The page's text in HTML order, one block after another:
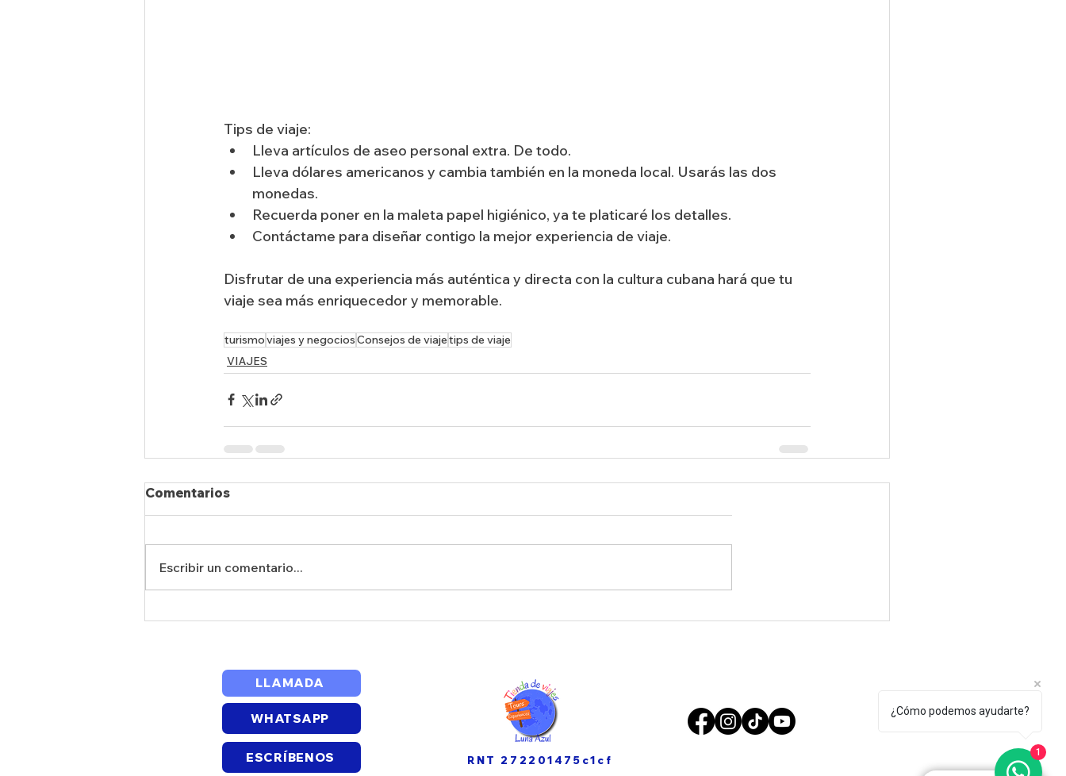
Tips de viaje:
Lleva artículos de aseo personal extra. De todo.
Lleva dólares americanos y cambia también en la moneda local. Usarás las dos
monedas.
Recuerda poner en la maleta papel higiénico, ya te platicaré los detalles.
Contáctame para diseñar contigo la mejor experiencia de viaje.
Disfrutar de una experiencia más auténtica y directa con la cultura cubana hará que tu
viaje sea más enriquecedor y memorable.
turismoviajes y negociosConsejos de viajetips de viaje
VIAJES
Comentarios
Escribir un comentario...
LLAMADA
WHATSAPP
ESCRÍBENOS RNT 272201475c1cf
¿Cómo podemos ayudarte?
1